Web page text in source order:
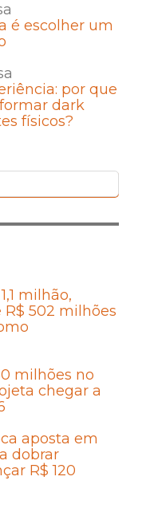
é escolher um
por que
dark
físicos?
milhão,
502 milhões
milhões no
chegar a
aposta em
dobrar
R$ 120